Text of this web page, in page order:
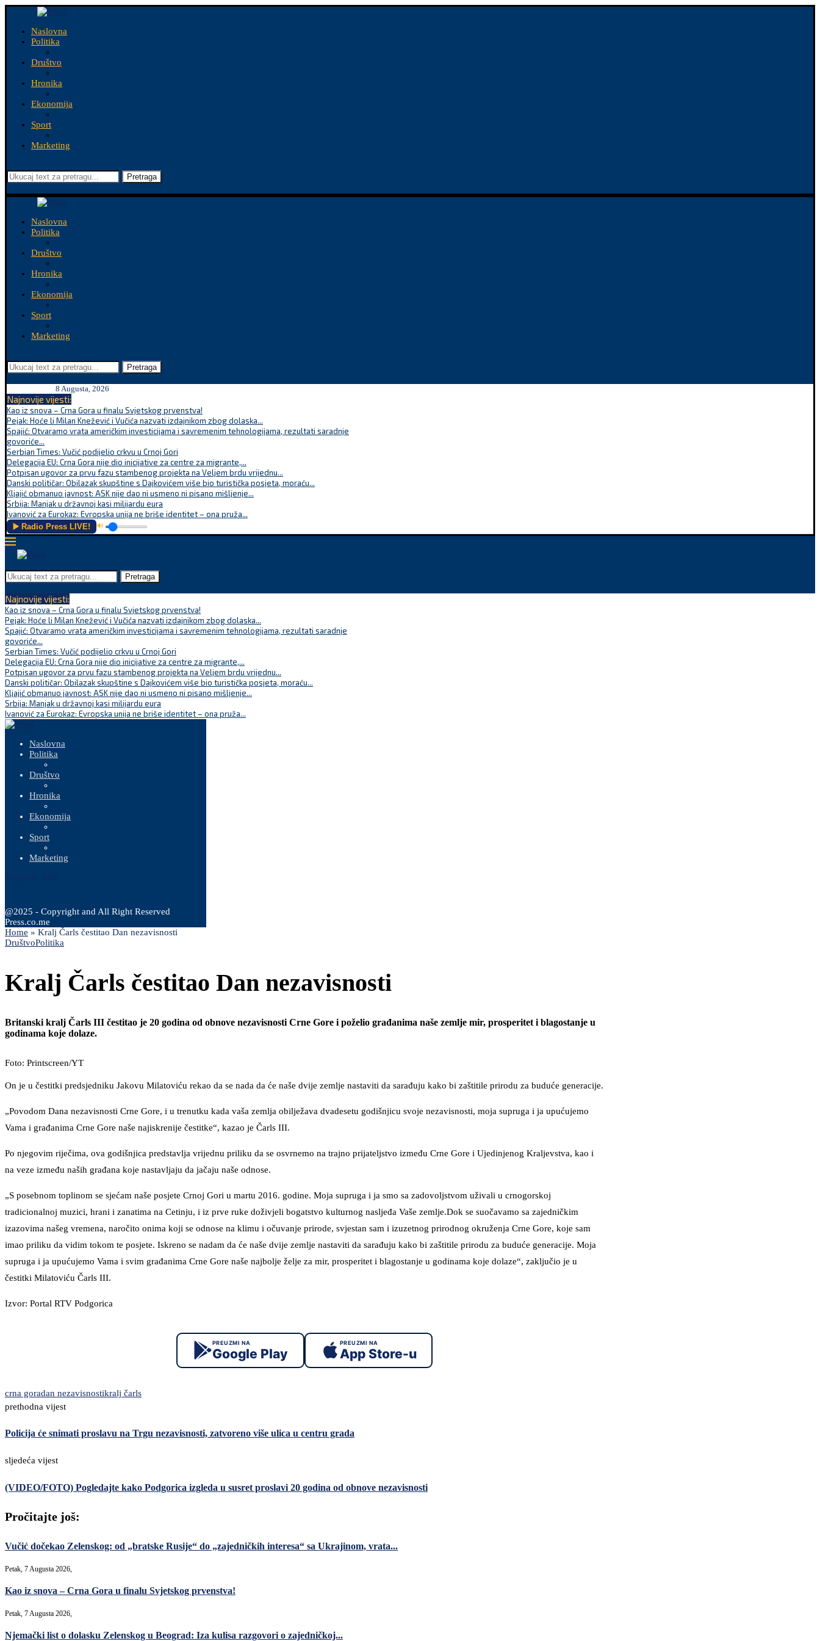
Naslovna
Politika
Društvo
Hronika
Ekonomija
Sport
Marketing
Pretraga
Naslovna
Politika
Društvo
Hronika
Ekonomija
Sport
Marketing
Pretraga
8 Augusta, 2026
Najnovije vijesti:
Kao iz snova – Crna Gora u finalu Svjetskog prvenstva!
Pejak: Hoće li Milan Knežević i Vučića nazvati izdajnikom zbog dolaska...
Spajić: Otvaramo vrata američkim investicijama i savremenim tehnologijama, rezultati saradnje
govoriće...
Serbian Times: Vučić podijelio crkvu u Crnoj Gori
Delegacija EU: Crna Gora nije dio inicijative za centre za migrante,...
Potpisan ugovor za prvu fazu stambenog projekta na Veljem brdu vrijednu...
Danski političar: Obilazak skupštine s Dajkovićem više bio turistička posjeta, moraću...
Kljajić obmanuo javnost: ASK nije dao ni usmeno ni pisano mišljenje...
Srbija: Manjak u državnoj kasi milijardu eura
Ivanović za Eurokaz: Evropska unija ne briše identitet – ona pruža...
▶️ Radio Press LIVE! 🔊
Pretraga
Najnovije vijesti:
Kao iz snova – Crna Gora u finalu Svjetskog prvenstva!
Pejak: Hoće li Milan Knežević i Vučića nazvati izdajnikom zbog dolaska...
Spajić: Otvaramo vrata američkim investicijama i savremenim tehnologijama, rezultati saradnje
govoriće...
Serbian Times: Vučić podijelio crkvu u Crnoj Gori
Delegacija EU: Crna Gora nije dio inicijative za centre za migrante,...
Potpisan ugovor za prvu fazu stambenog projekta na Veljem brdu vrijednu...
Danski političar: Obilazak skupštine s Dajkovićem više bio turistička posjeta, moraću...
Kljajić obmanuo javnost: ASK nije dao ni usmeno ni pisano mišljenje...
Srbija: Manjak u državnoj kasi milijardu eura
Ivanović za Eurokaz: Evropska unija ne briše identitet – ona pruža...
Naslovna
Politika
Društvo
Hronika
Ekonomija
Sport
Marketing
@2025 - Copyright and All Right Reserved
Press.co.me
Home » Kralj Čarls čestitao Dan nezavisnosti
DruštvoPolitika
Kralj Čarls čestitao Dan nezavisnosti
Britanski kralj Čarls III čestitao je 20 godina od obnove nezavisnosti Crne Gore i poželio građanima naše zemlje mir, prosperitet i blagostanje u
godinama koje dolaze.
Foto: Printscreen/YT
On je u čestitki predsjedniku Jakovu Milatoviću rekao da se nada da će naše dvije zemlje nastaviti da sarađuju kako bi zaštitile prirodu za buduće generacije.
„Povodom Dana nezavisnosti Crne Gore, i u trenutku kada vaša zemlja obilježava dvadesetu godišnjicu svoje nezavisnosti, moja supruga i ja upućujemo
Vama i građanima Crne Gore naše najiskrenije čestitke“, kazao je Čarls III.
Po njegovim riječima, ova godišnjica predstavlja vrijednu priliku da se osvrnemo na trajno prijateljstvo između Crne Gore i Ujedinjenog Kraljevstva, kao i
na veze između naših građana koje nastavljaju da jačaju naše odnose.
„S posebnom toplinom se sjećam naše posjete Crnoj Gori u martu 2016. godine. Moja supruga i ja smo sa zadovoljstvom uživali u crnogorskoj
tradicionalnoj muzici, hrani i zanatima na Cetinju, i iz prve ruke doživjeli bogatstvo kulturnog nasljeđa Vaše zemlje.Dok se suočavamo sa zajedničkim
izazovima našeg vremena, naročito onima koji se odnose na klimu i očuvanje prirode, svjestan sam i izuzetnog prirodnog okruženja Crne Gore, koje sam
imao priliku da vidim tokom te posjete. Iskreno se nadam da će naše dvije zemlje nastaviti da sarađuju kako bi zaštitile prirodu za buduće generacije. Moja
supruga i ja upućujemo Vama i svim građanima Crne Gore naše najbolje želje za mir, prosperitet i blagostanje u godinama koje dolaze“, zaključio je u
čestitki Milatoviću Čarls III.
Izvor: Portal RTV Podgorica
PREUZMI NA
Google Play
PREUZMI NA
App Store-u
crna goradan nezavisnostikralj čarls
prethodna vijest
Policija će snimati proslavu na Trgu nezavisnosti, zatvoreno više ulica u centru grada
sljedeća vijest
(VIDEO/FOTO) Pogledajte kako Podgorica izgleda u susret proslavi 20 godina od obnove nezavisnosti
Pročitajte još:
Vučić dočekao Zelenskog: od „bratske Rusije“ do „zajedničkih interesa“ sa Ukrajinom, vrata...
Petak, 7 Augusta 2026,
Kao iz snova – Crna Gora u finalu Svjetskog prvenstva!
Petak, 7 Augusta 2026,
Njemački list o dolasku Zelenskog u Beograd: Iza kulisa razgovori o zajedničkoj...